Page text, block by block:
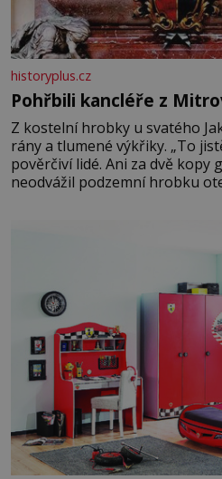
historyplus.cz
Pohřbili kancléře z
Z kostelní hrobky u svatého
rány a tlumené výkřiky. „To
pověrčiví lidé. Ani za dvě kopy
neodvážil podzemní hrobku